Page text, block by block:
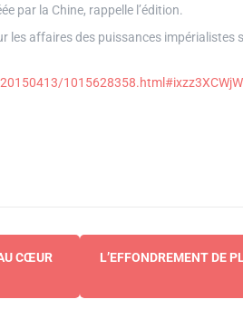
par la Chine, rappelle l’édition.
les affaires des puissances impérialistes
CŒUR
L’EFFONDREMENT DE